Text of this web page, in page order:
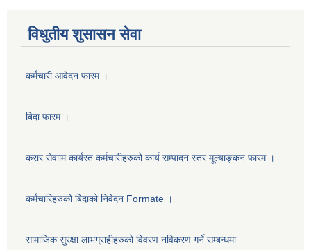
विधुतीय शुसासन सेवा
कर्मचारी आवेदन फारम ।
बिदा फारम ।
करार सेवााम कार्यरत कर्मचारीहरुको कार्य सम्पादन स्तर मूल्याङ्कन फारम ।
कर्मचारिहरुको बिदाको निवेदन Formate ।
सामाजिक सुरक्षा लाभग्राहीहरुको विवरण नविकरण गर्ने सम्बन्धमा